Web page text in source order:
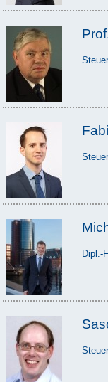
Dipl.-